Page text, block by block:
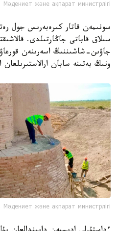
және ақпарат министрлігі
سونىمەن قاتار كىرەبەرىس جول
سىلاق قاباتى جاڭارتىلدى.
جاۋىن-شاشىننىڭ اسەرىنەن
ونىڭ بەتىنە سابان
және ақпарат министрлігі